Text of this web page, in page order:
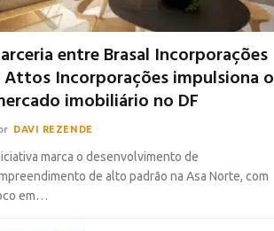
entre Brasal Incorporações
Attos Incorporações impulsiona o
imobiliário no DF
DAVI REZENDE
marca o desenvolvimento de
de alto padrão na Asa Norte, com
em…